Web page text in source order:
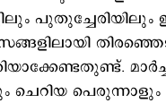
ചെറിയ പെരുന്നാളും